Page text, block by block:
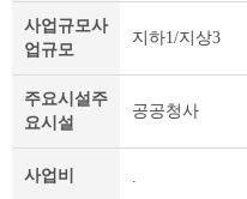
정
보
및
제
목
사업규모사
업규모
지하1/지상3
주요시설 주
요시설
공공청사
사업비 .